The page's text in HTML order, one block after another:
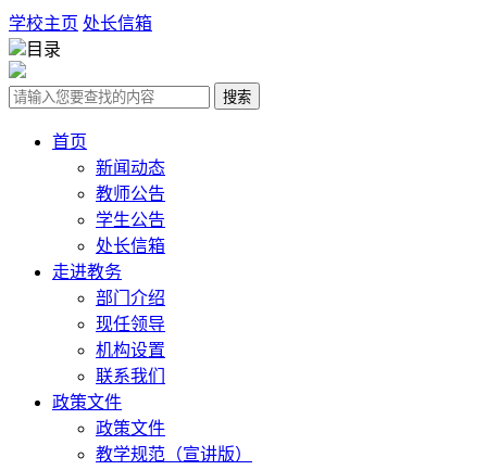
学校主页 处长信箱
目录
搜索
首页
新闻动态
教师公告
学生公告
处长信箱
走进教务
部门介绍
现任领导
机构设置
联系我们
政策文件
政策文件
教学规范（宣讲版）